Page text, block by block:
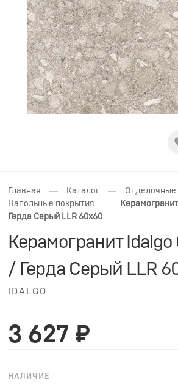
Главная — Каталог — Отделочные
Напольные покрытия —
Герда Серый LLR 60x60
Керамогранит Idalgo
/ Герда Серый LLR
IDALGO
3 627 ₽
НАЛИЧИЕ